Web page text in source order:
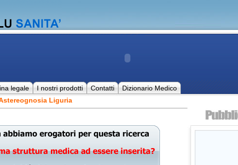
legale I nostri prodotti Contatti
Dizionario Medico
Liguria